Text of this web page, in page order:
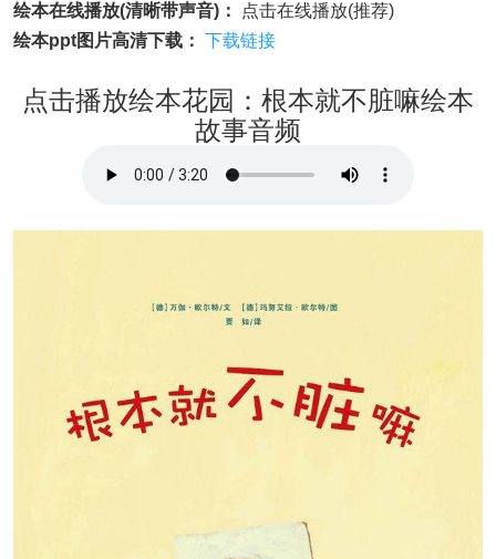
绘本在线播放(清晰带声音)：
点击在线播放(推荐)
绘本ppt图片高清下载： 下载链接
点击播放绘本花园：根本就不脏嘛绘本
故事音频